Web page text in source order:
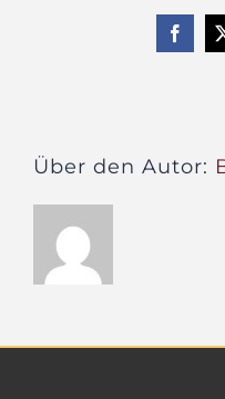
Über den Autor: